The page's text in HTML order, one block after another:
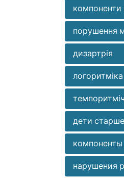
компоненти
порушення
дизартрія
логоритміка
дети
нарушения